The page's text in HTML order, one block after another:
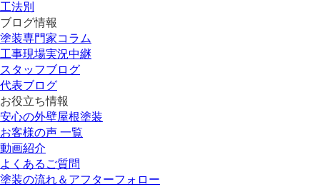
工法別
ブログ情報
塗装専門家コラム
工事現場実況中継
スタッフブログ
代表ブログ
お役立ち情報
安心の外壁屋根塗装
お客様の声 一覧
動画紹介
よくあるご質問
塗装の流れ＆アフターフォロー